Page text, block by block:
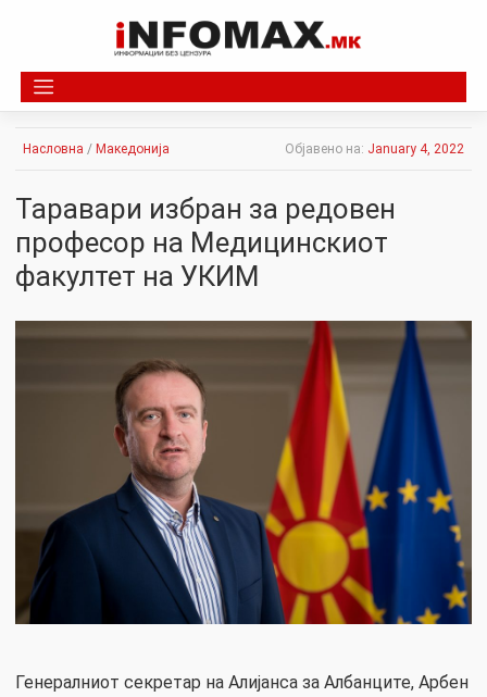
Насловна / Македонија Објавено на: January 4, 2022
Таравари избран за редовен
професор на Meдицинскиот
факултет на УКИМ
Генералниот секретар на Алијанса за Албанците, Арбен